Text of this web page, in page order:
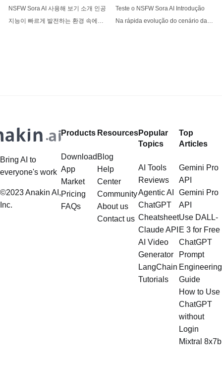
텐츠를 생성할 수 있나?
NSFW Sora AI 사용해 보기 소개 인공
지능이 빠르게 발전하는 환경 속에서,
Conteúdo NSFW Sem
Restrições?
Teste o NSFW Sora AI Introdução
Na rápida evolução do cenário da
Bring AI to
everyone's work
©2023 Anakin AI,
Inc.
Products
Download
App
Market
Pricing
FAQs
Resources
Blog
Help
Center
Community
About us
Contact us
Popular
Topics
AI Tools
Reviews
Agentic AI
ChatGPT
Cheatsheet
Claude API
AI Video
Generator
LangChain
Tutorials
Top
Articles
Gemini Pro
API
Gemini Pro
API
Use DALL-
E 3 for Free
ChatGPT
Prompt
Engineering
Guide
How to Use
ChatGPT
without
Login
Mixtral 8x7b